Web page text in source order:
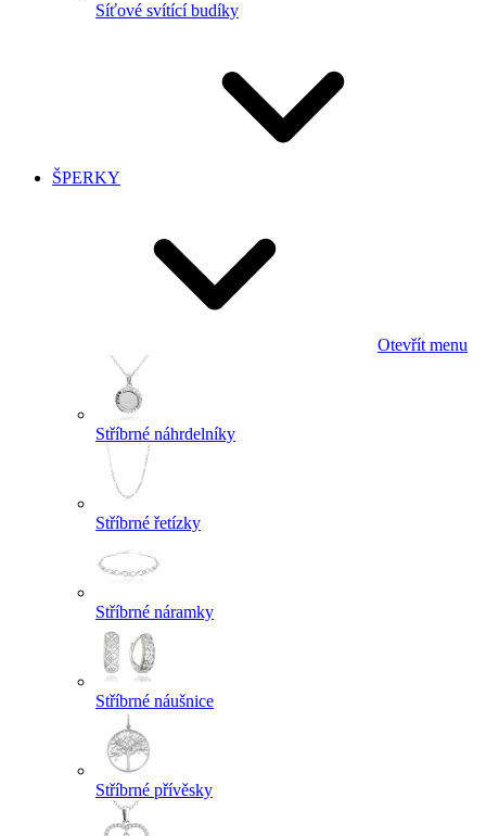
Síťové svítící budíky
ŠPERKY
Otevřít menu
Stříbrné náhrdelníky
Stříbrné řetízky
Stříbrné náramky
Stříbrné náušnice
Stříbrné přívěsky